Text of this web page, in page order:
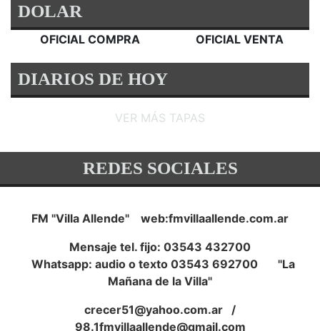
DOLAR
OFICIAL COMPRA OFICIAL VENTA
DIARIOS DE HOY
VER MÁS TAPAS
REDES SOCIALES
FM "Villa Allende" web:fmvillaallende.com.ar
Mensaje tel. fijo: 03543 432700
Whatsapp: audio o texto 03543 692700 "La
Mañana de la Villa"
crecer51@yahoo.com.ar /
98.1fmvillaallende@gmail.com